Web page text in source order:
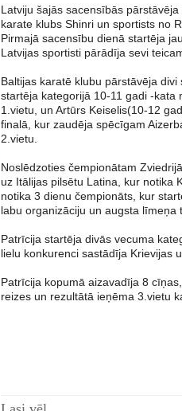
Latviju šajās sacensībās
karate klubs Shinri un sportists no
Pirmajā sacensību dienā startēja
Latvijas sportisti pārādīja sevi
Baltijas karatē klubu pārstāvēja
startēja kategorijā 10-11 gadi -kata
1.vietu, un Artūrs Keiselis(10-12
finalā, kur zaudēja spēcīgam
2.vietu.
Noslēdzoties čempionātam
uz Itālijas pilsētu Latina, kur notika
notika 3 dienu čempionāts, kur
labu organizāciju un augsta līmeņa
Patrīcija startēja divās vecuma
lielu konkurenci sastādīja Krievijas
Patrīcija kopumā aizavadīja 8
reizes un rezultātā ieņēma 3.vietu